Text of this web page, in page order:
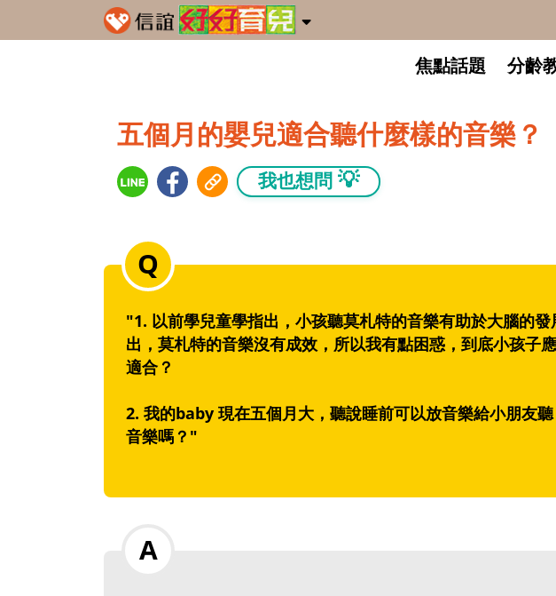
焦點話題 分齡
五個月的嬰兒適合聽什麼樣的音樂？
我也想問 💡
"1. 以前學兒童學指出，小孩聽莫札特的音樂有助於大腦的
出，莫札特的音樂沒有成效，所以我有點困惑，到底小孩子
適合？
2. 我的baby 現在五個月大，聽說睡前可以放音樂給小朋友
音樂嗎？"